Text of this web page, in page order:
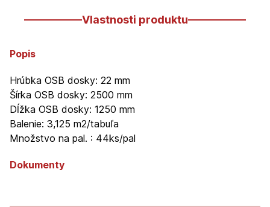
Vlastnosti produktu
Popis
Hrúbka OSB dosky: 22 mm
Šírka OSB dosky: 2500 mm
Dĺžka OSB dosky: 1250 mm
Balenie: 3,125 m2/tabuľa
Množstvo na pal. : 44ks/pal
Dokumenty